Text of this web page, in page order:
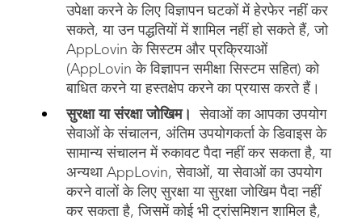
उपेक्षा करने के लिए विज्ञापन घटकों में हेरफेर नहीं कर
सकते, या उन पद्धतियों में शामिल नहीं हो सकते हैं, जो
AppLovin के सिस्टम और प्रक्रियाओं
(AppLovin के विज्ञापन समीक्षा सिस्टम सहित) को
बाधित करने या हस्तक्षेप करने का प्रयास करते हैं।
सुरक्षा या संरक्षा जोखिम।
सेवाओं का आपका उपयोग
सेवाओं के संचालन, अंतिम उपयोगकर्ता के डिवाइस के
सामान्य संचालन में रुकावट पैदा नहीं कर सकता है, या
अन्यथा AppLovin, सेवाओं, या सेवाओं का उपयोग
करने वालों के लिए सुरक्षा या सुरक्षा जोखिम पैदा नहीं
कर सकता है, जिसमें कोई भी ट्रांसमिशन शामिल है,